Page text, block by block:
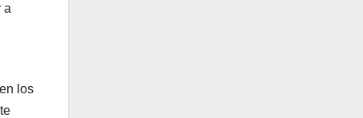
a
los